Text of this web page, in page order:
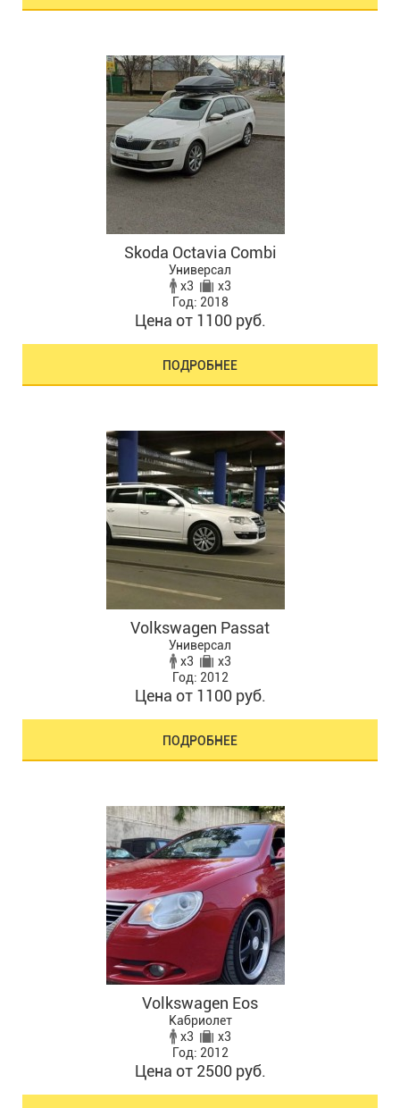
Skoda Octavia Combi
Универсал
x3
x3
Год: 2018
Цена от 1100 руб.
ПОДРОБНЕЕ
Volkswagen Passat
Универсал
x3
x3
Год: 2012
Цена от 1100 руб.
ПОДРОБНЕЕ
Volkswagen Eos
Кабриолет
x3
x3
Год: 2012
Цена от 2500 руб.